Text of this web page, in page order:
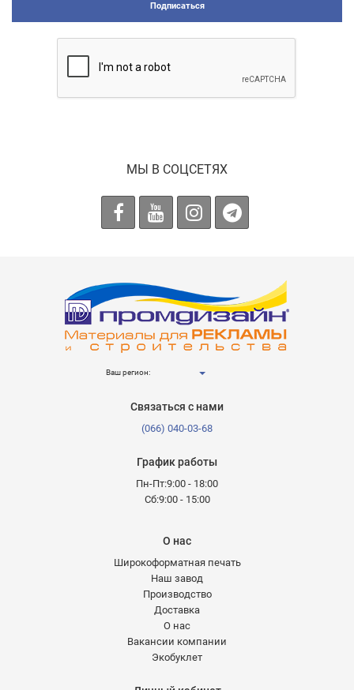
Подписаться
МЫ В СОЦСЕТЯХ
Ваш регион:
Связаться с нами
(066) 040-03-68
График работы
Пн-Пт:9:00 - 18:00
Сб:9:00 - 15:00
О нас
Широкоформатная печать
Наш завод
Производство
Доставка
О нас
Вакансии компании
Экобуклет